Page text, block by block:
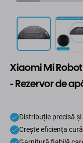
Xiaomi Mi
- Rezervor de
Distribuție precisă
Crește eficiența